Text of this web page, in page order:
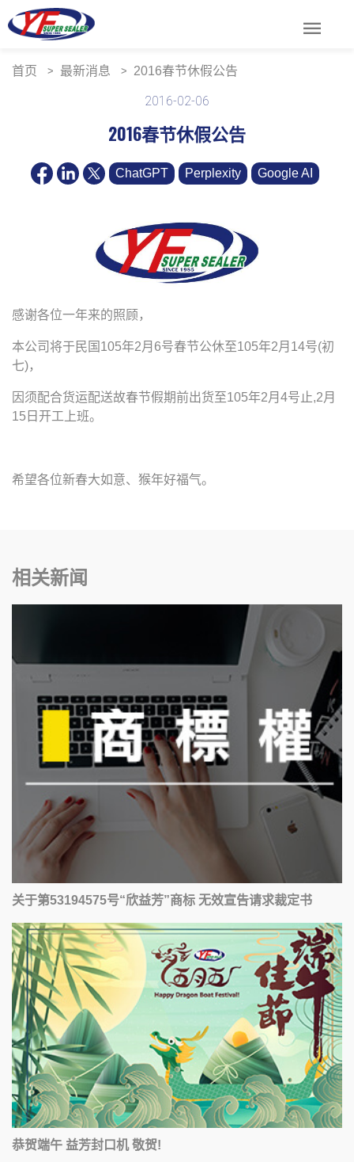
menu
首页 最新消息 2016春节休假公告
2016-02-06
2016春节休假公告
ChatGPT Perplexity Google AI
感谢各位一年来的照顾，
本公司将于民国105年2月6号春节公休至105年2月14号(初
七)，
因须配合货运配送故春节假期前出货至105年2月4号止,2月
15日开工上班。
希望各位新春大如意、猴年好福气。
相关新闻
关于第53194575号“欣益芳”商标 无效宣告请求裁定书
恭贺端午 益芳封口机 敬贺!